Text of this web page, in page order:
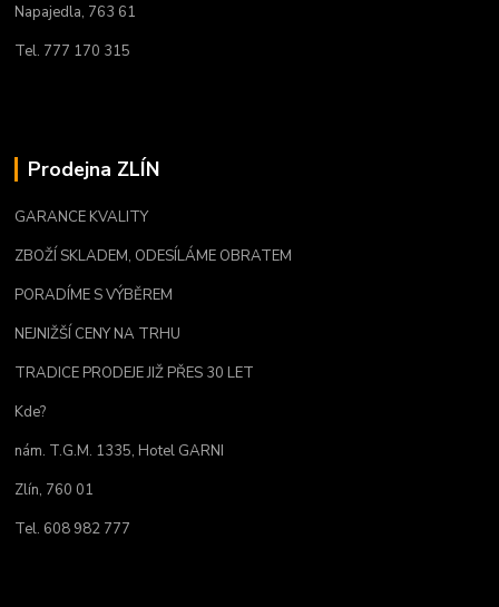
Napajedla, 763 61
Tel. 777 170 315
Prodejna ZLÍN
GARANCE KVALITY
ZBOŽÍ SKLADEM, ODESÍLÁME OBRATEM
PORADÍME S VÝBĚREM
NEJNIŽŠÍ CENY NA TRHU
TRADICE PRODEJE JIŽ PŘES 30 LET
Kde?
nám. T.G.M. 1335, Hotel GARNI
Zlín, 760 01
Tel. 608 982 777